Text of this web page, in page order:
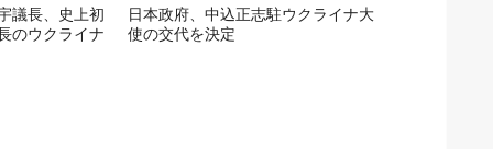
議長、史上初
のウクライナ
日本政府、中込正志駐ウクライナ大
使の交代を決定